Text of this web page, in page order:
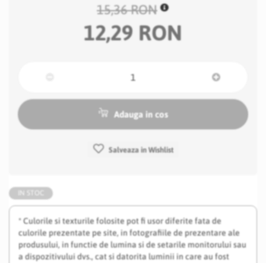
* Culorile si texturile folosite pot fi usor diferite fata de
culorile prezentate pe site, in fotografiile de prezentare ale
produsului, in functie de lumina si de setarile monitorului sau
a dispozitivului dvs., cat si datorita luminii in care au fost
15,36 RON
12,29 RON
Adauga in cos
Salveaza in Wishlist